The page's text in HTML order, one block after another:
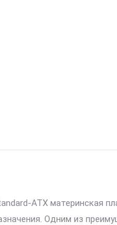
ATX материнская
Одним из